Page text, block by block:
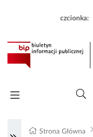
czcionka:
Strona Główna